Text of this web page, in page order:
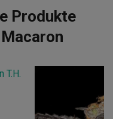
Produkte